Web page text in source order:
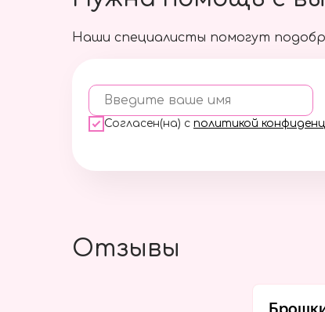
Наши специалисты помогут
Введите ваше имя
Согласен(на) с политикой
Отзывы